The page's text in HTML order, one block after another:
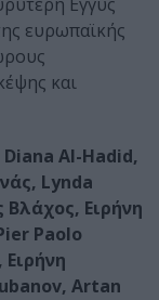
ευρωπαϊκής
και
Al-Hadid,
Lynda
Ειρήνη
Paolo
Artan